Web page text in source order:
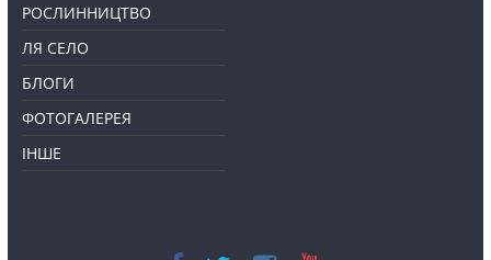
РОСЛИННИЦТВО
ЛЯ СЕЛО
БЛОГИ
ФОТОГАЛЕРЕЯ
ІНШЕ